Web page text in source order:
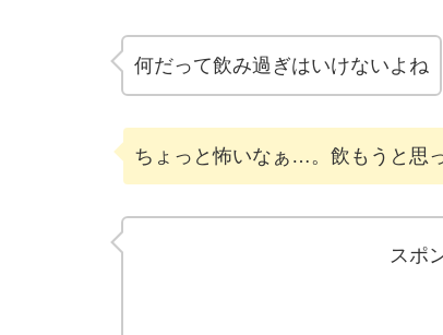
何だって飲み過ぎはいけないよね
ちょっと怖いなぁ…。飲もうと思
スポ